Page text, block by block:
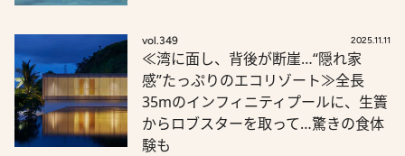
vol.349 2025.11.11
≪湾に面し、背後が断崖…“隠れ家
感”たっぷりのエコリゾート≫全長
35mのインフィニティプールに、生簀
からロブスターを取って…驚きの食体
験も